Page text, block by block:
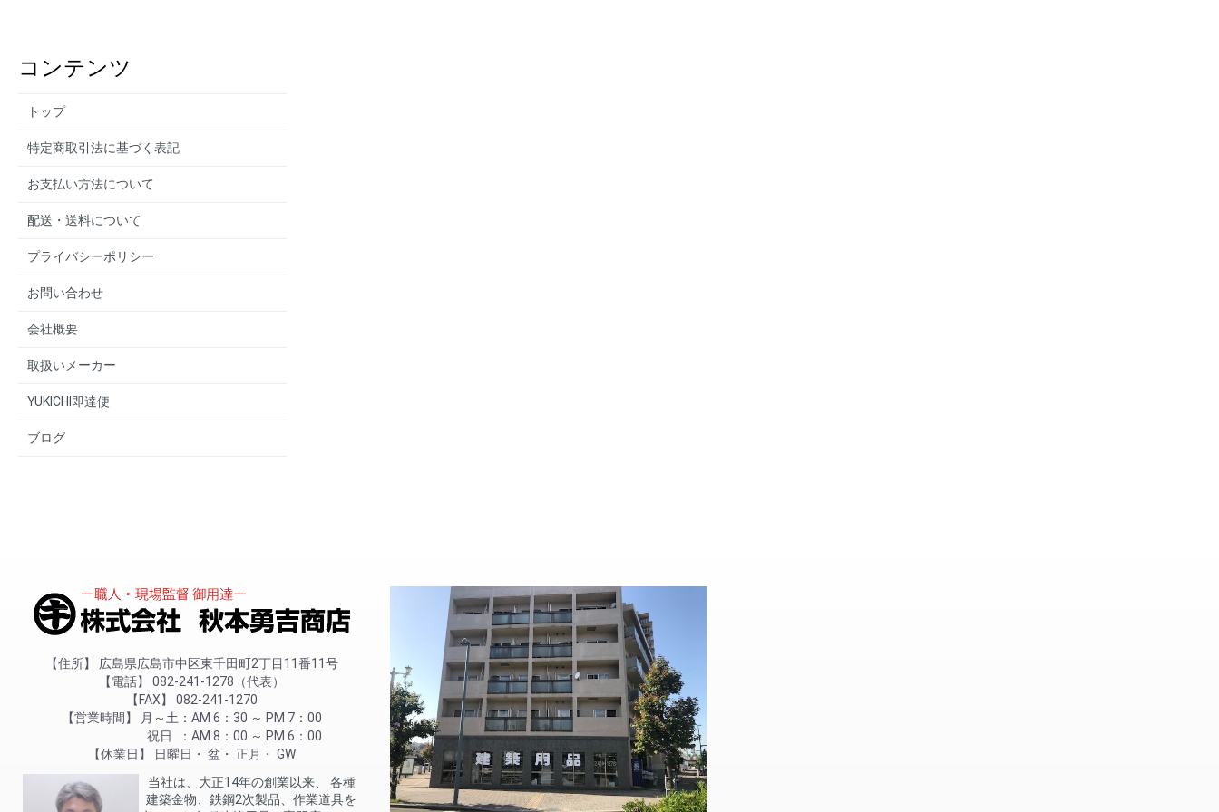
コンテンツ
トップ
特定商取引法に基づく表記
お支払い方法について
配送・送料について
プライバシーポリシー
お問い合わせ
会社概要
取扱いメーカー
YUKICHI即達便
ブログ
住所
広島県広島市中区東千田町2丁目11番11号
電話
082-241-1278（代表）
FAX
082-241-1270
営業時間
月～土
AM 6：30 ～ PM 7：00
祝日
AM 8：00 ～ PM 6：00
休業日
日曜日 盆 正月
GW
当社は、大正14年の創業以来、 各種
建築金物、鉄鋼2次製品、作業道具を